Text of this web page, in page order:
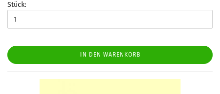
Stück:
IN DEN WARENKORB